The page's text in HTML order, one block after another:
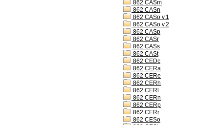
862 CASm
862 CASn
862 CASo v.1
862 CASo v.2
862 CASp
862 CASr
862 CASs
862 CASt
862 CEDc
862 CERa
862 CERe
862 CERh
862 CERl
862 CERn
862 CERp
862 CERr
862 CESo